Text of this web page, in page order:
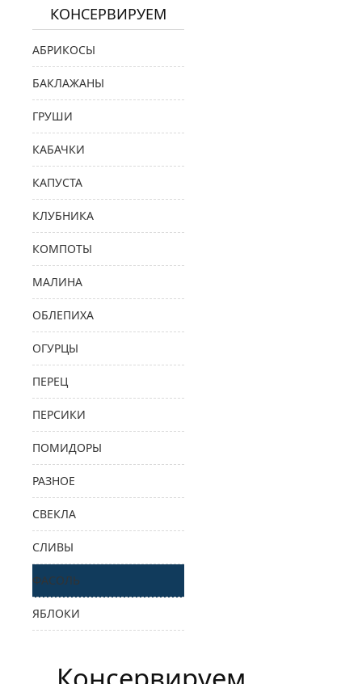
КОНСЕРВИРУЕМ
АБРИКОСЫ
БАКЛАЖАНЫ
ГРУШИ
КАБАЧКИ
КАПУСТА
КЛУБНИКА
КОМПОТЫ
МАЛИНА
ОБЛЕПИХА
ОГУРЦЫ
ПЕРЕЦ
ПЕРСИКИ
ПОМИДОРЫ
РАЗНОЕ
СВЕКЛА
СЛИВЫ
ФАСОЛЬ
ЯБЛОКИ